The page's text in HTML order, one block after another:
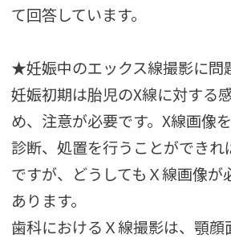
て回答しています。
★妊娠中のエックス線撮影に問
妊娠初期は胎児のX線に対する
め、注意が必要です。X線画像
診断、処置を行うことができ
ですが、どうしてもＸ線画像が
あります。
歯科におけるＸ線撮影は、顎